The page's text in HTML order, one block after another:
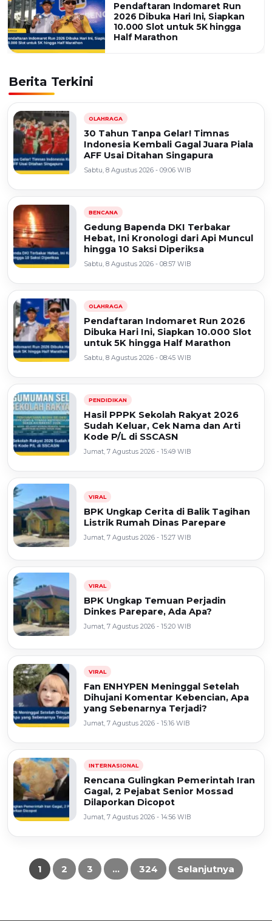
Pendaftaran Indomaret Run
2026 Dibuka Hari Ini, Siapkan
10.000 Slot untuk 5K hingga
Half Marathon
Berita Terkini
OLAHRAGA
30 Tahun Tanpa Gelar! Timnas
Indonesia Kembali Gagal Juara Piala
AFF Usai Ditahan Singapura
Sabtu, 8 Agustus 2026 - 09:06 WIB
BENCANA
Gedung Bapenda DKI Terbakar
Hebat, Ini Kronologi dari Api Muncul
hingga 10 Saksi Diperiksa
Sabtu, 8 Agustus 2026 - 08:57 WIB
OLAHRAGA
Pendaftaran Indomaret Run 2026
Dibuka Hari Ini, Siapkan 10.000 Slot
untuk 5K hingga Half Marathon
Sabtu, 8 Agustus 2026 - 08:45 WIB
PENDIDIKAN
Hasil PPPK Sekolah Rakyat 2026
Sudah Keluar, Cek Nama dan Arti
Kode P/L di SSCASN
Jumat, 7 Agustus 2026 - 15:49 WIB
VIRAL
BPK Ungkap Cerita di Balik Tagihan
Listrik Rumah Dinas Parepare
Jumat, 7 Agustus 2026 - 15:27 WIB
VIRAL
BPK Ungkap Temuan Perjadin
Dinkes Parepare, Ada Apa?
Jumat, 7 Agustus 2026 - 15:20 WIB
VIRAL
Fan ENHYPEN Meninggal Setelah
Dihujani Komentar Kebencian, Apa
yang Sebenarnya Terjadi?
Jumat, 7 Agustus 2026 - 15:16 WIB
INTERNASIONAL
Rencana Gulingkan Pemerintah Iran
Gagal, 2 Pejabat Senior Mossad
Dilaporkan Dicopot
Jumat, 7 Agustus 2026 - 14:56 WIB
Paginasi
1 2 3 … 324 Selanjutnya